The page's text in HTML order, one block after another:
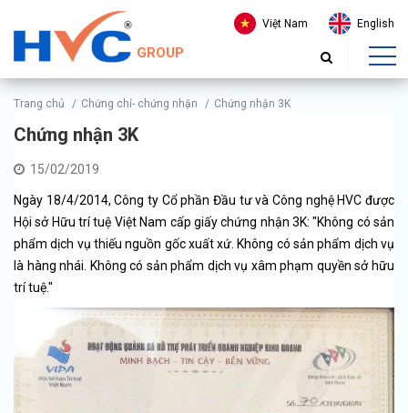
GROUP
Việt Nam English
Trang chủ / Chứng chỉ- chứng nhận / Chứng nhận 3K
Chứng nhận 3K
15/02/2019
Ngày 18/4/2014, Công ty Cổ phần Đầu tư và Công nghệ HVC được
Hội sở Hữu trí tuệ Việt Nam cấp giấy chứng nhận 3K: "Không có sản
phẩm dịch vụ thiếu nguồn gốc xuất xứ. Không có sản phẩm dịch vụ
là hàng nhái. Không có sản phẩm dịch vụ xâm phạm quyền sở hữu
trí tuệ."